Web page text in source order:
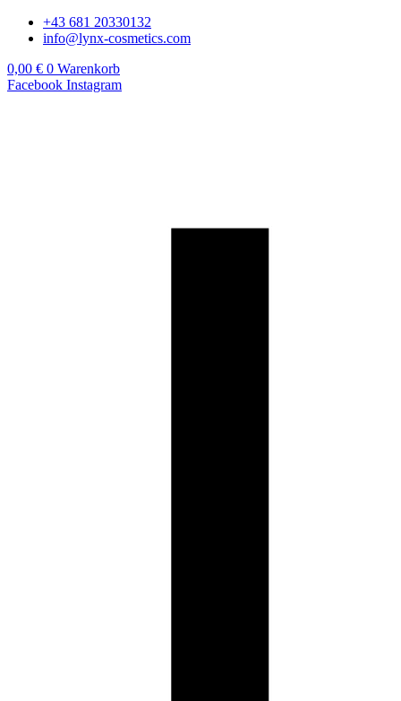
Zum
Inhalt
+43 681 20330132
info@lynx-cosmetics.com
0,00 € 0 Warenkorb
Facebook Instagram